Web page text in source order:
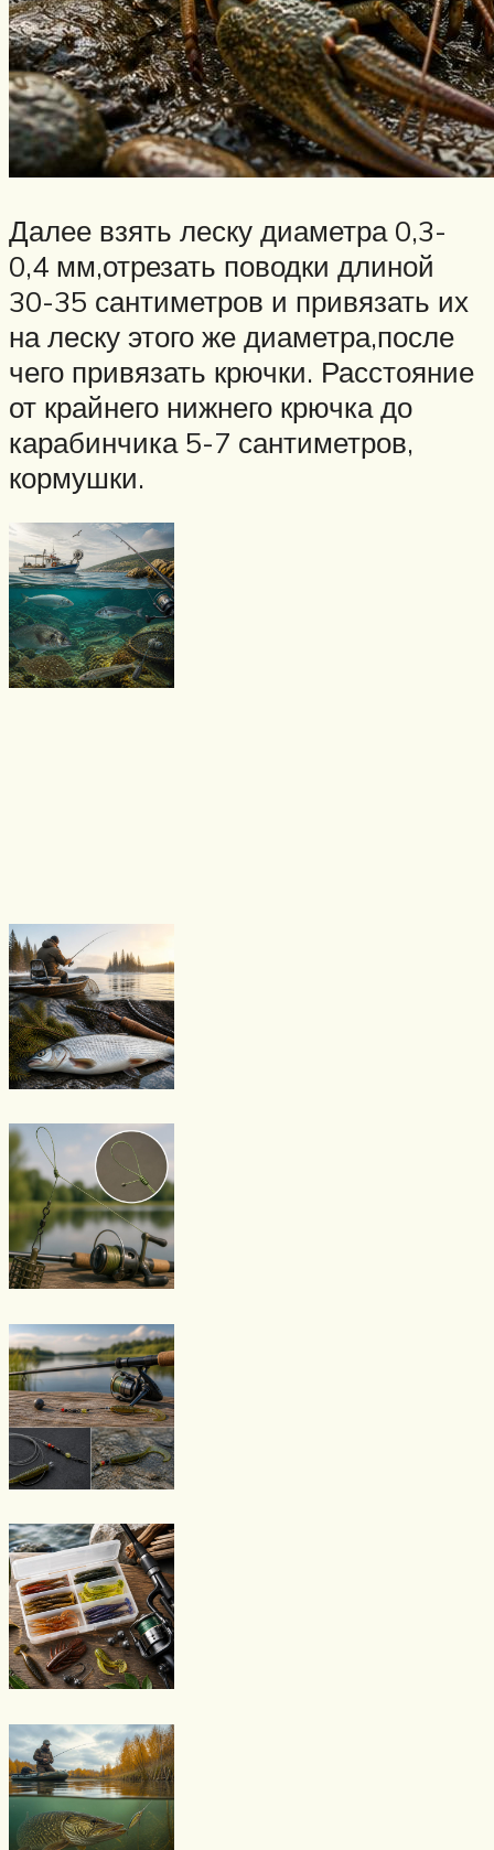
Далее взять леску диаметра 0,3-
0,4 мм,отрезать поводки длиной
30-35 сантиметров и привязать их
на леску этого же диаметра,после
чего привязать крючки. Расстояние
от крайнего нижнего крючка до
карабинчика 5-7 сантиметров,
кормушки.